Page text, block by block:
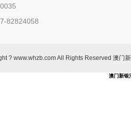
82824058
? www.whzb.com All Rights Reserved 澳门
澳门新银